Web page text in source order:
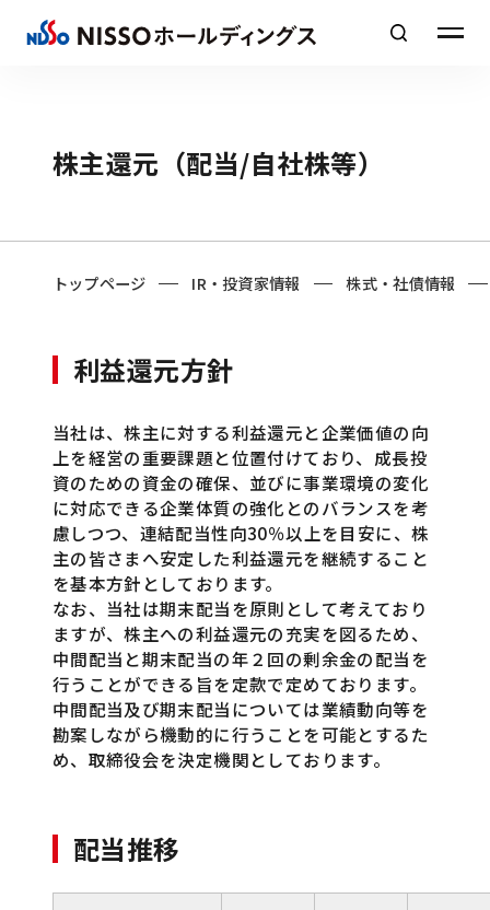
株主還元（配当/自社株等）
トップページ IR・投資家情報 株式・社債情報
利益還元方針
当社は、株主に対する利益還元と企業価値の向
上を経営の重要課題と位置付けており、成長投
資のための資金の確保、並びに事業環境の変化
に対応できる企業体質の強化とのバランスを考
慮しつつ、連結配当性向30％以上を目安に、株
主の皆さまへ安定した利益還元を継続すること
を基本方針としております。
なお、当社は期末配当を原則として考えており
ますが、株主への利益還元の充実を図るため、
中間配当と期末配当の年２回の剰余金の配当を
行うことができる旨を定款で定めております。
中間配当及び期末配当については業績動向等を
勘案しながら機動的に行うことを可能とするた
め、取締役会を決定機関としております。
配当推移
ニュース
IR・投資家情報
個人投資家の皆さまへ
経営方針
業績・財務情報
IRイベント